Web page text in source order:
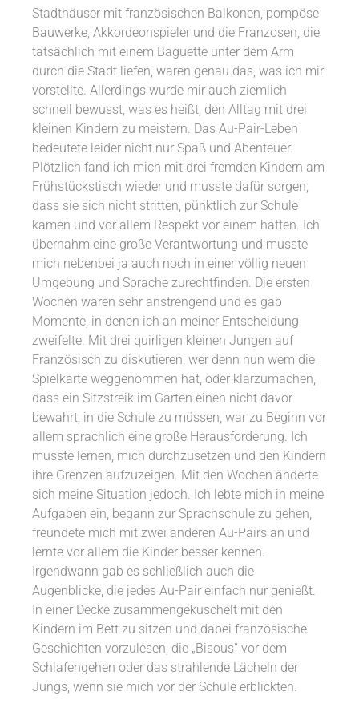
Stadthäuser mit französischen Balkonen, pompöse
Bauwerke, Akkordeonspieler und die Franzosen, die
tatsächlich mit einem Baguette unter dem Arm
durch die Stadt liefen, waren genau das, was ich mir
vorstellte. Allerdings wurde mir auch ziemlich
schnell bewusst, was es heißt, den Alltag mit drei
kleinen Kindern zu meistern. Das Au-Pair-Leben
bedeutete leider nicht nur Spaß und Abenteuer.
Plötzlich fand ich mich mit drei fremden Kindern am
Frühstückstisch wieder und musste dafür sorgen,
dass sie sich nicht stritten, pünktlich zur Schule
kamen und vor allem Respekt vor einem hatten. Ich
übernahm eine große Verantwortung und musste
mich nebenbei ja auch noch in einer völlig neuen
Umgebung und Sprache zurechtfinden. Die ersten
Wochen waren sehr anstrengend und es gab
Momente, in denen ich an meiner Entscheidung
zweifelte. Mit drei quirligen kleinen Jungen auf
Französisch zu diskutieren, wer denn nun wem die
Spielkarte weggenommen hat, oder klarzumachen,
dass ein Sitzstreik im Garten einen nicht davor
bewahrt, in die Schule zu müssen, war zu Beginn vor
allem sprachlich eine große Herausforderung. Ich
musste lernen, mich durchzusetzen und den Kindern
ihre Grenzen aufzuzeigen. Mit den Wochen änderte
sich meine Situation jedoch. Ich lebte mich in meine
Aufgaben ein, begann zur Sprachschule zu gehen,
freundete mich mit zwei anderen Au-Pairs an und
lernte vor allem die Kinder besser kennen.
Irgendwann gab es schließlich auch die
Augenblicke, die jedes Au-Pair einfach nur genießt.
In einer Decke zusammengekuschelt mit den
Kindern im Bett zu sitzen und dabei französische
Geschichten vorzulesen, die „Bisous“ vor dem
Schlafengehen oder das strahlende Lächeln der
Jungs, wenn sie mich vor der Schule erblickten.